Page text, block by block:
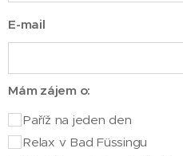
E-mail
Mám zájem o:
Paříž na jeden den
Relax v Bad Füssingu